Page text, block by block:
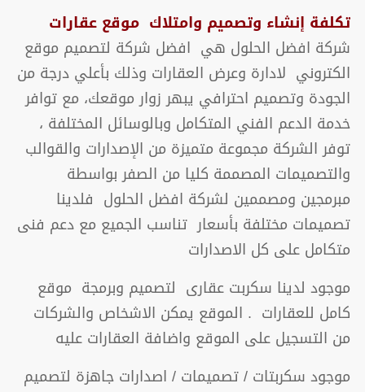
تكلفة إنشاء وتصميم وامتلاك موقع عقارات
شركة افضل الحلول هي افضل شركة لتصميم موقع
الكتروني لادارة وعرض العقارات وذلك بأعلي درجة من
الجودة وتصميم احترافي يبهر زوار موقعك، مع توافر
خدمة الدعم الفني المتكامل وبالوسائل المختلفة ،
توفر الشركة مجموعة متميزة من الإصدارات والقوالب
والتصميمات المصممة كليا من الصفر بواسطة
مبرمجين ومصممين لشركة افضل الحلول فلدينا
تصميمات مختلفة بأسعار تناسب الجميع مع دعم فنى
متكامل على كل الاصدارات
موجود لدينا سكربت عقارى لتصميم وبرمجة موقع
كامل للعقارات . الموقع يمكن الاشخاص والشركات
من التسجيل على الموقع واضافة العقارات عليه
موجود سكربتات / تصميمات / اصدارات جاهزة لتصميم